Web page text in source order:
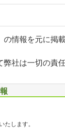
の情報を元に掲
社は一切の責
たします。